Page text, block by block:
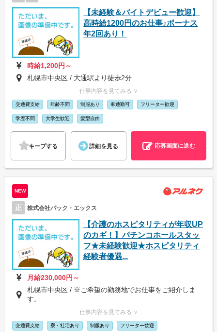
【未経験＆バイトデビュー歓迎】
高時給1200円のお仕事♪ボーナス
年2回あり！
時給1,200円～
札幌市中央区 / 大通駅より徒歩2分
仕事内容を見てみる ∨
交通費支給 年齢不問 制服あり 車通勤可 フリーター歓迎
学歴不問 大学生歓迎 髪型自由
キープする 詳細を見る 応募画面に進む
NEW
正 株式会社パック・エックス
【介護のホスピタリティが年収UP
のカギ！】パチンコホールスタッ
フ★未経験歓迎★ホスピタリティ
経験者優遇...
月給230,000円～
札幌市中央区 / ※ご希望の勤務地でお仕事をご紹介しま
す。
仕事内容を見てみる ∨
交通費支給 寮・社宅あり 制服あり フリーター歓迎